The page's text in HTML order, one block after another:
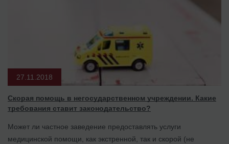
27.11.2018
Скорая помощь в негосударственном учреждении. Какие
требования ставит законодательство?
Может ли частное заведение предоставлять услуги
медицинской помощи, как экстренной, так и скорой (не